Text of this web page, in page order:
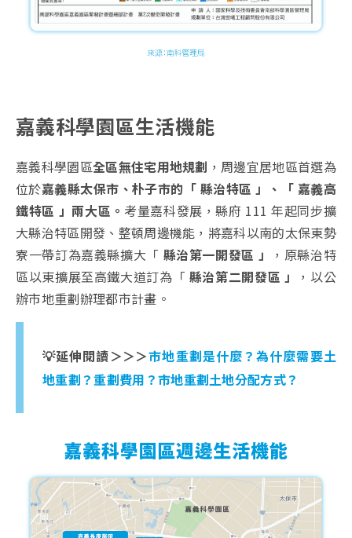
嘉義科學園區生活機能
嘉義科學園區全區無住宅用地規劃 ，周邊宜居地區首選為
位於嘉義縣太保市、朴子市的「 縣治特區 」、「 嘉義高
鐵特區 」兩大區。 考量嘉科發展，縣府 111 年起同步擴
大縣治特區開發、整頓周邊機能，將嘉科以南的太保東勢
寮一帶訂為嘉義縣擴大「 縣治第一開發區 」
，原縣治特
區以東擴展至高鐵大道訂為「 縣治第二開發區 」
，以公
辦市地重劃辦理都市計畫。
💡延伸閱讀＞＞＞市地重劃是什麼？為什麼需要土
地重劃？重劃費用？市地重劃土地分配方式？